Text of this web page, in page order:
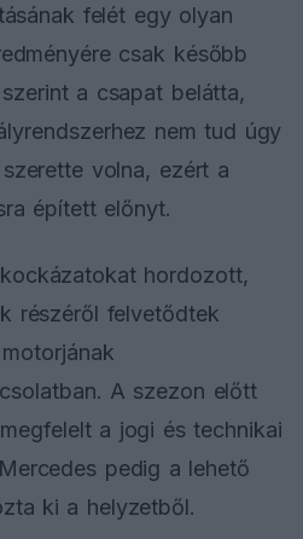
felét egy olyan
csak később
a csapat belátta,
nem tud úgy
volna, ezért a
épített előnyt.
hordozott,
részéről felvetődtek
A szezon előtt
a jogi és technikai
pedig a lehető
ki a helyzetből.